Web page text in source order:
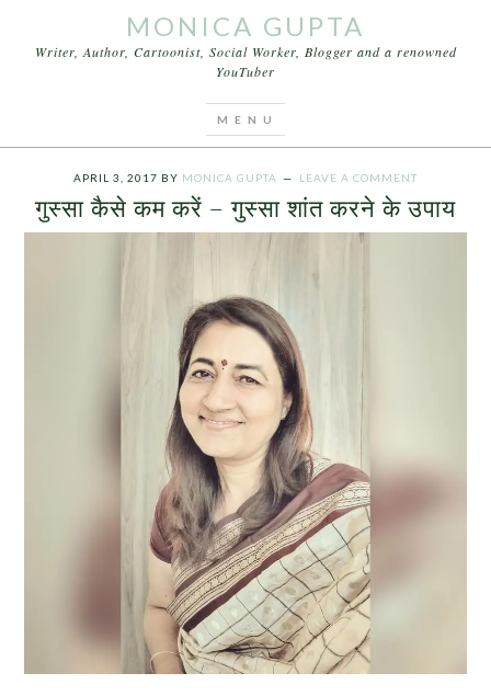
MONICA GUPTA
Writer, Author, Cartoonist, Social Worker, Blogger and a renowned
YouTuber
APRIL 3, 2017 BY MONICA GUPTA LEAVE A COMMENT
गुस्सा कैसे कम करें – गुस्सा शांत करने के उपाय